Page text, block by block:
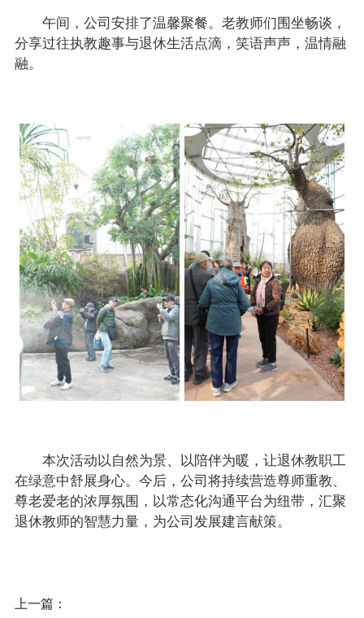
午间，公司安排了温馨聚餐。老教师们围坐畅谈，
分享过往执教趣事与退休生活点滴，笑语声声，温情融
融。
本次活动以自然为景、以陪伴为暖，让退休教职工
在绿意中舒展身心。今后，公司将持续营造尊师重教、
尊老爱老的浓厚氛围，以常态化沟通平台为纽带，汇聚
退休教师的智慧力量，为公司发展建言献策。
上一篇：